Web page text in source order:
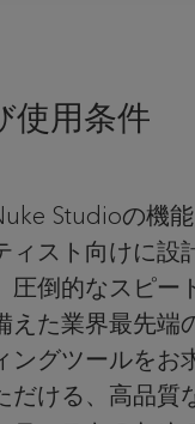
使用条件
Studioの機
ィスト向けに設
倒的なスピー
えた業界最先端
ングツールをお
だける、高品質